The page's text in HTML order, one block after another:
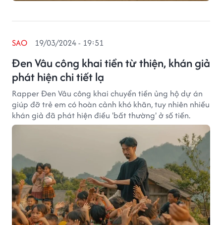
Đen Vâu công khai tiền từ thiện, khán giả
phát hiện chi tiết lạ
SAO 19/03/2024 - 19:51
Rapper Đen Vâu công khai chuyển tiền ủng hộ dự án
giúp đỡ trẻ em có hoàn cảnh khó khăn, tuy nhiên nhiều
khán giả đã phát hiện điều 'bất thường' ở số tiền.